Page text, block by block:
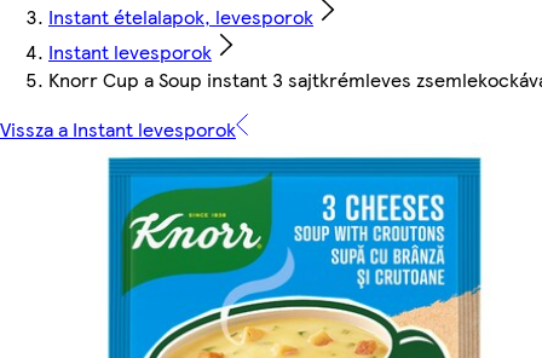
Instant ételalapok, levesporok
Instant levesporok
Knorr Cup a Soup instant 3 sajtkrémleves
Vissza a Instant levesporok